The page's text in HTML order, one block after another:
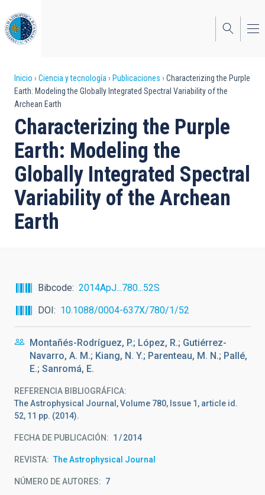
al
contenido
principal
Sobrescribir
enlaces
de
ayuda
a
la
navegación
Inicio Ciencia y tecnología Publicaciones
Characterizing the Purple
Earth: Modeling the Globally Integrated Spectral Variability of the
Archean Earth
Characterizing the Purple
Earth: Modeling the
Globally Integrated Spectral
Variability of the Archean
Earth
Bibcode
2014ApJ...780...52S
DOI
10.1088/0004-637X/780/1/52
Montañés-Rodríguez, P.; López, R.; Gutiérrez-
Navarro, A. M.; Kiang, N. Y.; Parenteau, M. N.; Pallé,
E.; Sanromá, E.
REFERENCIA BIBLIOGRÁFICA
The Astrophysical Journal, Volume 780, Issue 1, article id.
52, 11 pp. (2014).
FECHA DE PUBLICACIÓN: 1 2014
REVISTA The Astrophysical Journal
NÚMERO DE AUTORES 7